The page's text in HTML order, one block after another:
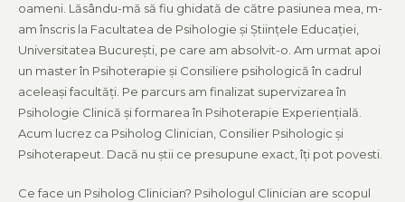
oameni. Lăsându-mă să fiu ghidată de către pasiunea mea, m-
am înscris la Facultatea de Psihologie și Științele Educației,
Universitatea București, pe care am absolvit-o. Am urmat apoi
un master în Psihoterapie și Consiliere psihologică în cadrul
aceleași facultăți. Pe parcurs am finalizat supervizarea în
Psihologie Clinică și formarea în Psihoterapie Experiențială.
Acum lucrez ca Psiholog Clinician, Consilier Psihologic și
Psihoterapeut. Dacă nu știi ce presupune exact, îți pot povesti.
Ce face un Psiholog Clinician? Psihologul Clinician are scopul